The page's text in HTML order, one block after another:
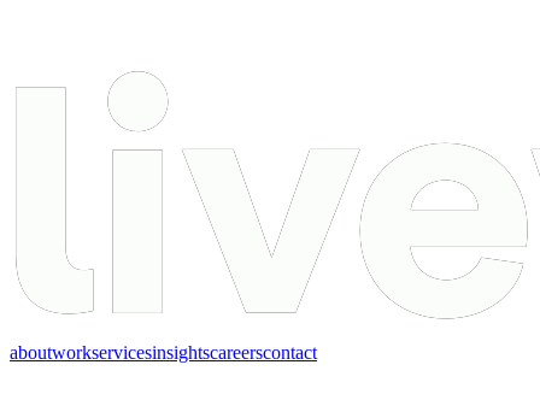
aboutworkservicesinsightscareerscontact